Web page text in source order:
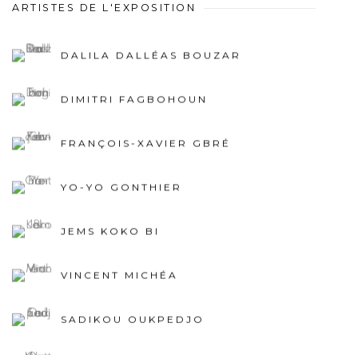
ARTISTES DE L'EXPOSITION
DALILA DALLÉAS BOUZAR
DIMITRI FAGBOHOUN
FRANÇOIS-XAVIER GBRÉ
YO-YO GONTHIER
JEMS KOKO BI
VINCENT MICHÉA
SADIKOU OUKPEDJO